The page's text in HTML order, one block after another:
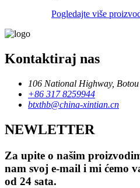
Pogledajte više
Kontaktiraj nas
106 National Highway,
+86 317 8259944
btxthb@china-xintian.cn
NEWLETTER
Za upite o našim
nam svoj e-mail i mi ćemo
od 24 sata.